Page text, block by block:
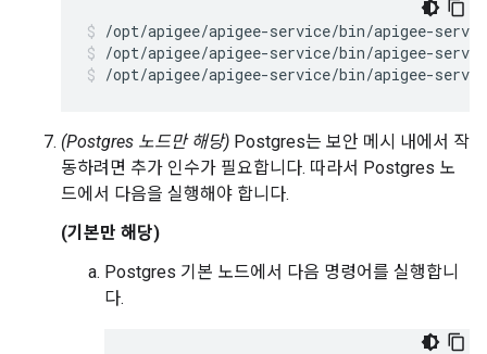
/opt/apigee/apigee-service/bin/apigee-
/opt/apigee/apigee-service/bin/apigee-
/opt/apigee/apigee-service/bin/apigee-
(Postgres 노드만 해당) Postgres는 보안 메시 내에서 작
동하려면 추가 인수가 필요합니다. 따라서 Postgres 노
드에서 다음을 실행해야 합니다.
(기본만 해당)
Postgres 기본 노드에서 다음 명령어를 실행합니
다.